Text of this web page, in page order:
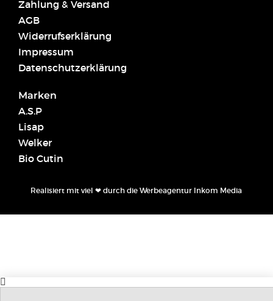
Zahlung & Versand
AGB
Widerrufserklärung
Impressum
Datenschutzerklärung
Marken
A.S.P
Lisap
Welker
Bio Cutin
Realisiert mit viel ❤ durch dieWerbeagentur Inkom Media